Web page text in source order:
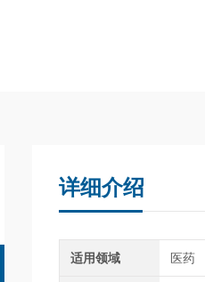
详细介绍
适用领域 医药